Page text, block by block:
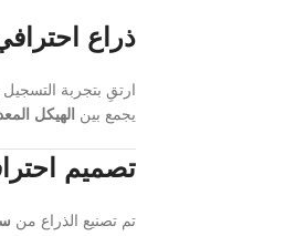
ذراع
ارتقِ بتجربة
يجمع بين الهيكل
تصميم
تم تصنيع الذراع من